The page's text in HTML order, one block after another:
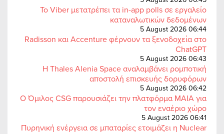
Το Viber μετατρέπει τα in-app polls σε εργαλείο
καταναλωτικών δεδομένων
5 August 2026 06:44
Radisson και Accenture φέρνουν τα ξενοδοχεία στο
ChatGPT
5 August 2026 06:43
Η Thales Alenia Space αναλαμβάνει ρομποτική
αποστολή επισκευής δορυφόρων
5 August 2026 06:42
Ο Όμιλος CSG παρουσιάζει την πλατφόρμα MAIA για
τον εναέριο χώρο
5 August 2026 06:41
Πυρηνική ενέργεια σε μπαταρίες ετοιμάζει η Nuclear